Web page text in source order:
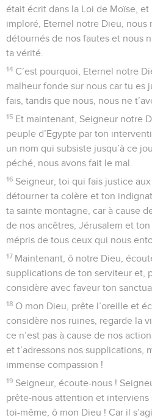
était écrit dans la Loi de Moïse, et
imploré, Eternel notre Dieu, nous
détournés de nos fautes et nous
ta vérité.
14 C’est pourquoi, Eternel notre
malheur fonde sur nous car tu es
fais, tandis que nous, nous ne
15 Et maintenant, Seigneur notre
peuple d’Egypte par ton
un nom qui subsiste jusqu’à ce
péché, nous avons fait le mal.
16 Seigneur, toi qui fais justice
détourner ta colère et ton
ta sainte montagne, car à cause
de nos ancêtres, Jérusalem et
mépris de tous ceux qui nous
17 Maintenant, ô notre Dieu,
supplications de ton serviteur et,
considère avec faveur ton
18 O mon Dieu, prête l’oreille et
considère nos ruines, regarde la
ce n’est pas à cause de nos
et t’adressons nos supplications,
immense compassion !
19 Seigneur, écoute-nous !
prête-nous attention et interviens
toi-même, ô mon Dieu ! Car il